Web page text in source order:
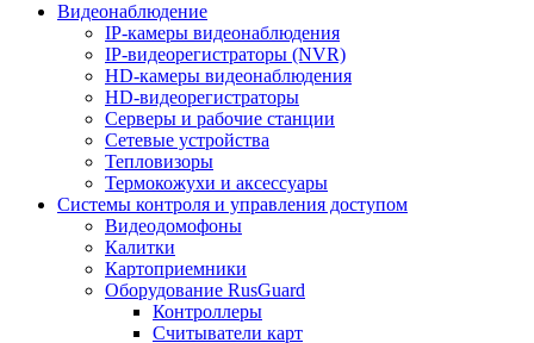
Видеонаблюдение
IP-камеры видеонаблюдения
IP-видеорегистраторы (NVR)
HD-камеры видеонаблюдения
HD-видеорегистраторы
Серверы и рабочие станции
Сетевые устройства
Тепловизоры
Термокожухи и аксессуары
Системы контроля и управления доступом
Видеодомофоны
Калитки
Картоприемники
Оборудование RusGuard
Контроллеры
Считыватели карт